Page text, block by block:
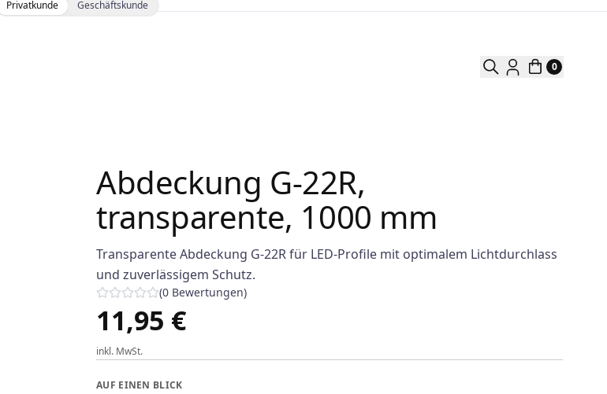
Privatkunde Geschäftskunde
0
Abdeckung G-22R,
transparente, 1000 mm
Transparente Abdeckung G-22R für LED-Profile mit optimalem Lichtdurchlass
und zuverlässigem Schutz.
(0 Bewertungen)
11,95 €
inkl. MwSt.
AUF EINEN BLICK